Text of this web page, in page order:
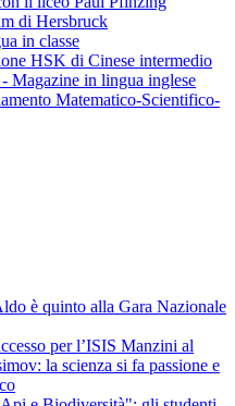
di Hersbruck
in classe
HSK di Cinese intermedio
Magazine in lingua inglese
Matematico-Scientifico-
è quinto alla Gara Nazionale
per l’ISIS Manzini al
la scienza si fa passione e